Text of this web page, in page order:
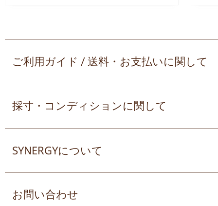
ご利用ガイド / 送料・お支払いに関して
採寸・コンディションに関して
SYNERGYについて
お問い合わせ